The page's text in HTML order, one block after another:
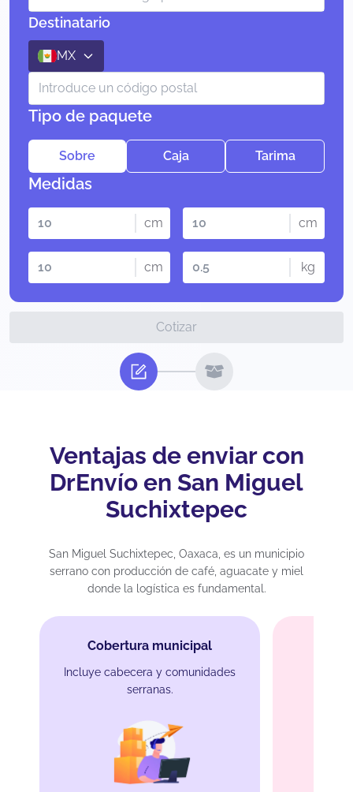
Destinatario
MX
Tipo de paquete
Sobre Caja Tarima
Medidas
cm cm
cm kg
Cotizar
Ventajas de enviar con
DrEnvío en San Miguel
Suchixtepec
San Miguel Suchixtepec, Oaxaca, es un municipio
serrano con producción de café, aguacate y miel
donde la logística es fundamental.
Cobertura municipal
Incluye cabecera y comunidades
serranas.